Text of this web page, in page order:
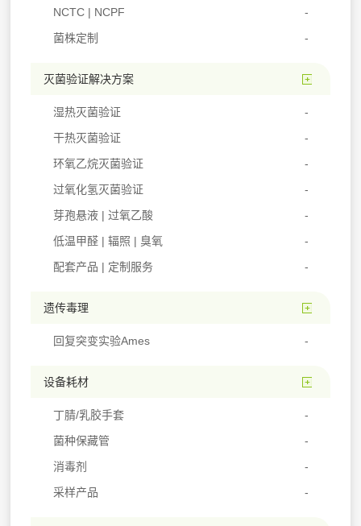
NCTC | NCPF
菌株定制
灭菌验证解决方案
湿热灭菌验证
干热灭菌验证
环氧乙烷灭菌验证
过氧化氢灭菌验证
芽孢悬液 | 过氧乙酸
低温甲醛 | 辐照 | 臭氧
配套产品 | 定制服务
遗传毒理
回复突变实验Ames
设备耗材
丁腈/乳胶手套
菌种保藏管
消毒剂
采样产品